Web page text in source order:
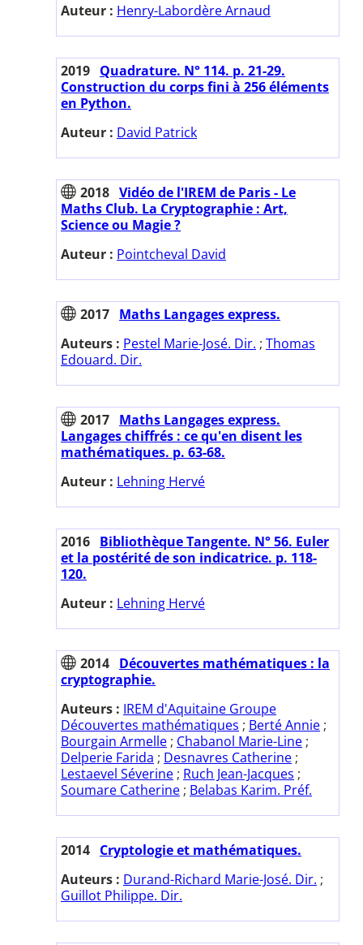
Auteur : Henry-Labordère Arnaud
2019 Quadrature. N° 114. p. 21-29.
Construction du corps fini à 256 éléments
en Python.
Auteur : David Patrick
2018 Vidéo de l'IREM de Paris - Le
Maths Club. La Cryptographie : Art,
Science ou Magie ?
Auteur : Pointcheval David
2017 Maths Langages express.
Auteurs : Pestel Marie-José. Dir. ; Thomas
Edouard. Dir.
2017 Maths Langages express.
Langages chiffrés : ce qu'en disent les
mathématiques. p. 63-68.
Auteur : Lehning Hervé
2016 Bibliothèque Tangente. N° 56. Euler
et la postérité de son indicatrice. p. 118-
120.
Auteur : Lehning Hervé
2014 Découvertes mathématiques : la
cryptographie.
Auteurs : IREM d'Aquitaine Groupe
Découvertes mathématiques ; Berté Annie ;
Bourgain Armelle ; Chabanol Marie-Line ;
Delperie Farida ; Desnavres Catherine ;
Lestaevel Séverine ; Ruch Jean-Jacques ;
Soumare Catherine ; Belabas Karim. Préf.
2014 Cryptologie et mathématiques.
Auteurs : Durand-Richard Marie-José. Dir. ;
Guillot Philippe. Dir.